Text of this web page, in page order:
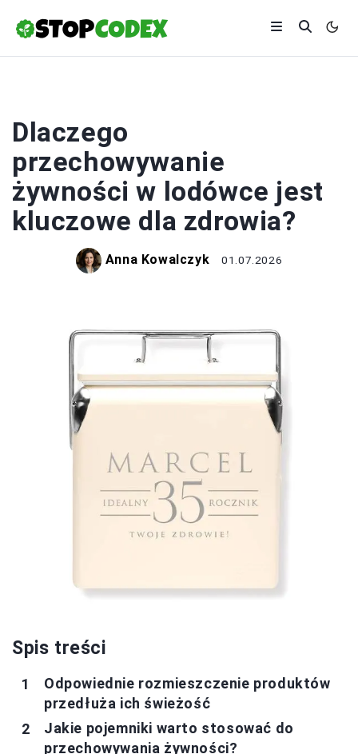
Dlaczego
przechowywanie
żywności w lodówce jest
kluczowe dla zdrowia?
Anna Kowalczyk 01.07.2026
Spis treści
Odpowiednie rozmieszczenie produktów
przedłuża ich świeżość
Jakie pojemniki warto stosować do
przechowywania żywności?